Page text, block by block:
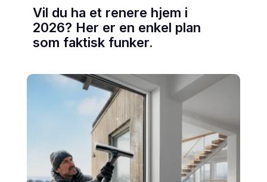
Vil du ha et renere hjem i
2026? Her er en enkel plan
som faktisk funker.